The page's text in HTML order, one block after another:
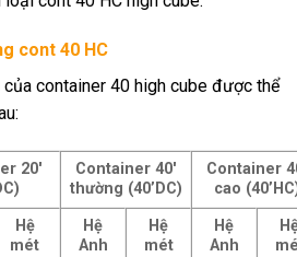
cont 40 HC
container 40 high cube được thể
20′
Container 40′
thường (40’DC)
Container
cao
Hệ
mét
Hệ
Anh
Hệ
mét
Hệ
Anh